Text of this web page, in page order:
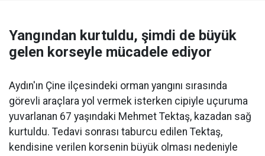
Yangından kurtuldu, şimdi de büyük
gelen korseyle mücadele ediyor
Aydın'ın Çine ilçesindeki orman yangını sırasında
görevli araçlara yol vermek isterken cipiyle uçuruma
yuvarlanan 67 yaşındaki Mehmet Tektaş, kazadan sağ
kurtuldu. Tedavi sonrası taburcu edilen Tektaş,
kendisine verilen korsenin büyük olması nedeniyle